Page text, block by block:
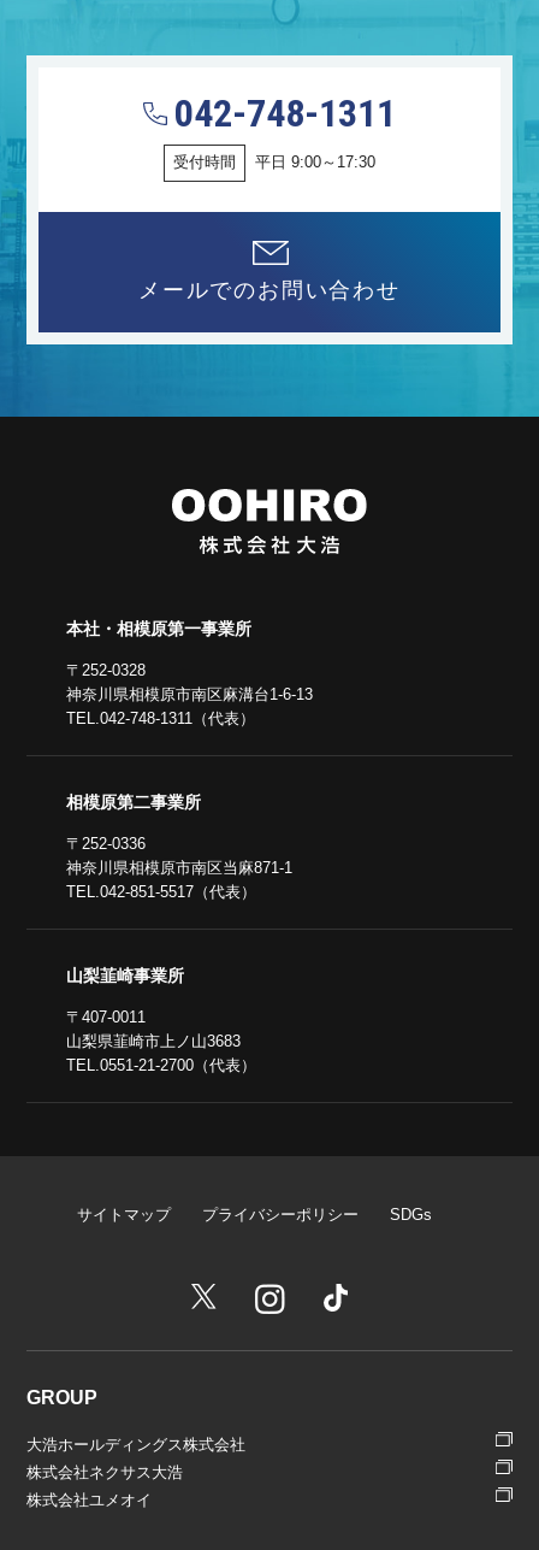
042-748-1311
受付時間 平日 9:00～17:30
メールでのお問い合わせ
本社・相模原第一事業所
〒252-0328
神奈川県相模原市南区麻溝台1-6-13
TEL.042-748-1311（代表）
相模原第二事業所
〒252-0336
神奈川県相模原市南区当麻871-1
TEL.042-851-5517（代表）
山梨韮崎事業所
〒407-0011
山梨県韮崎市上ノ山3683
TEL.0551-21-2700（代表）
サイトマップ プライバシーポリシー SDGs
GROUP
大浩ホールディングス株式会社
株式会社ネクサス大浩
株式会社ユメオイ